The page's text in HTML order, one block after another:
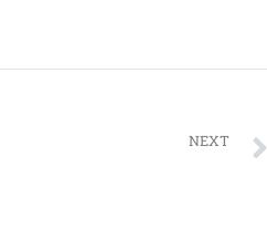
NEXT